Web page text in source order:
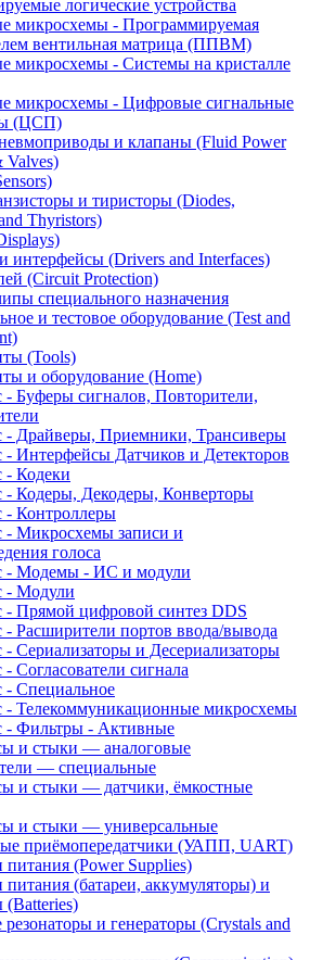
логические устройства
микросхемы - Программируемая
вентильная матрица (ППВМ)
микросхемы - Системы на кристалле
микросхемы - Цифровые сигнальные
(ЦСП)
и клапаны (Fluid Power
Valves)
и тиристоры (Diodes,
Thyristors)
интерфейсы (Drivers and Interfaces)
(Circuit Protection)
специального назначения
и тестовое оборудование (Test and
(Tools)
и оборудование (Home)
- Буферы сигналов, Повторители,
- Драйверы, Приемники, Трансиверы
- Интерфейсы Датчиков и Детекторов
- Кодеки
- Кодеры, Декодеры, Конверторы
- Контроллеры
- Микросхемы записи и
голоса
- Модемы - ИС и модули
- Модули
- Прямой цифровой синтез DDS
Расширители портов ввода/вывода
Сериализаторы и Десериализаторы
Согласователи сигнала
- Специальное
- Телекоммуникационные микросхемы
- Фильтры - Активные
и стыки — аналоговые
— специальные
и стыки — датчики, ёмкостные
и стыки — универсальные
приёмопередатчики (УАПП, UART)
(Power Supplies)
(батареи, аккумуляторы) и
(Batteries)
и генераторы (Crystals and